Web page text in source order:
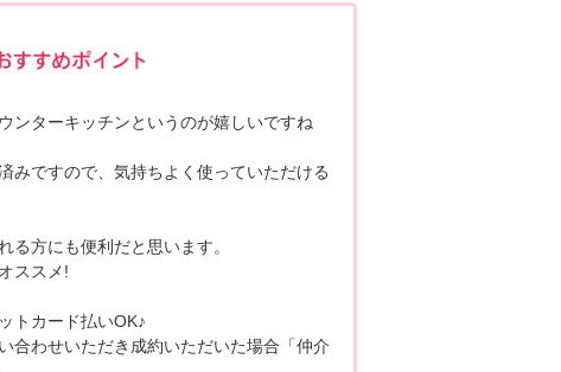
ンターキッチンというのが嬉しいですね
みですので、気持ちよく使っていただける
る方にも便利だと思います。
ススメ!
トカード払いOK♪
合わせいただき成約いただいた場合「仲介